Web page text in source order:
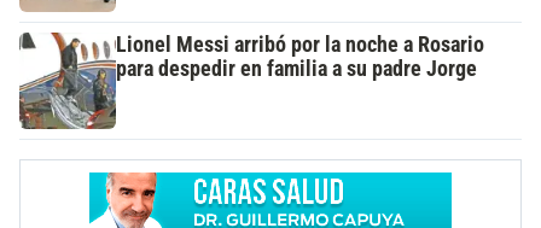
Lionel Messi arribó por la noche a Rosario
para despedir en familia a su padre Jorge